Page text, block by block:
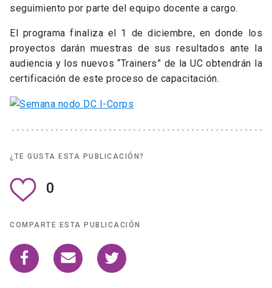
seguimiento por parte del equipo docente a cargo.
El programa finaliza el 1 de diciembre, en donde los
proyectos darán muestras de sus resultados ante la
audiencia y los nuevos “Trainers” de la UC obtendrán la
certificación de este proceso de capacitación.
¿TE GUSTA ESTA PUBLICACIÓN?
0
COMPARTE ESTA PUBLICACIÓN